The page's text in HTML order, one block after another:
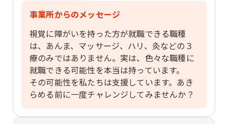
事業所からのメッセージ
視覚に障がいを持った方が就職できる職種
は、あんま、マッサージ、ハリ、灸などの３
療のみではありません。実は、色々な職種に
就職できる可能性を本当は持っています。
その可能性を私たちは支援しています。あき
らめる前に一度チャレンジしてみませんか？